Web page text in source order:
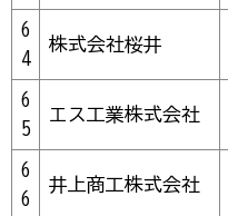
6
4
株式会社桜井
6
5
エス工業株式会社
6
6
井上商工株式会社